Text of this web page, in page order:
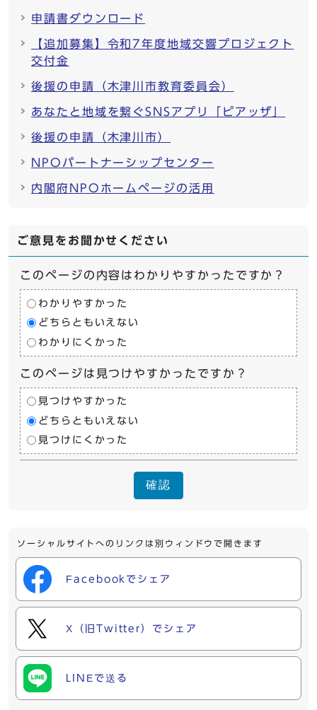
申請書ダウンロード
【追加募集】令和7年度地域交響プロジェクト
交付金
後援の申請（木津川市教育委員会）
あなたと地域を繋ぐSNSアプリ「ピアッザ」
後援の申請（木津川市）
NPOパートナーシップセンター
内閣府NPOホームページの活用
ご意見をお聞かせください
このページの内容はわかりやすかったですか？
わかりやすかった
どちらともいえない
わかりにくかった
このページは見つけやすかったですか？
見つけやすかった
どちらともいえない
見つけにくかった
確認
ソーシャルサイトへのリンクは別ウィンドウで開きます
Facebookでシェア
X（旧Twitter）でシェア
LINEで送る